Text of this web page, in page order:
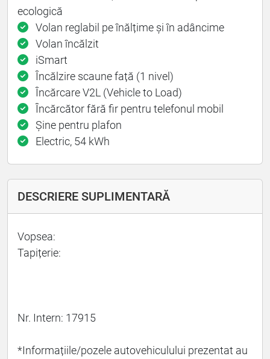
ecologică
Volan reglabil pe înălțime și în adâncime
Volan încălzit
iSmart
Încălzire scaune față (1 nivel)
Încărcare V2L (Vehicle to Load)
Încărcător fără fir pentru telefonul mobil
Șine pentru plafon
Electric, 54 kWh
DESCRIERE SUPLIMENTARĂ
Vopsea:
Tapițerie:
Nr. Intern: 17915
*Informațiile/pozele autovehiculului prezentat au